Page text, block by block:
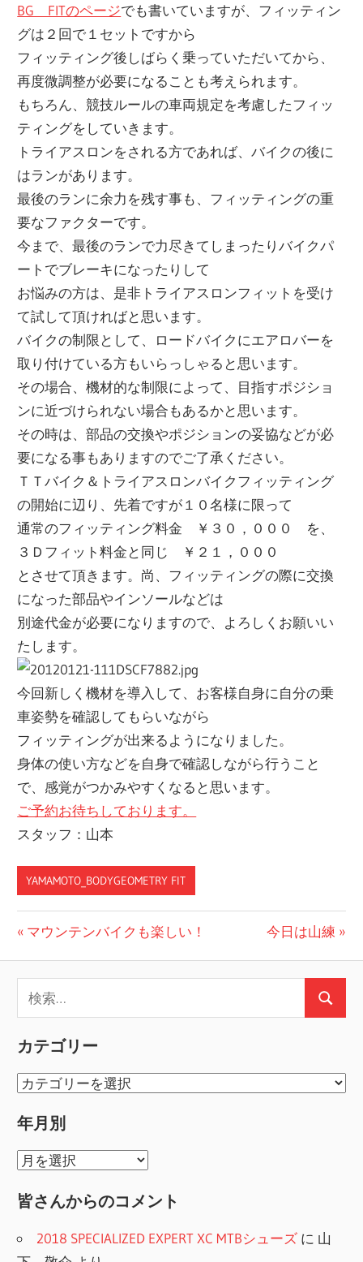
BG FITのページでも書いていますが、フィッティン
グは２回で１セットですから
フィッティング後しばらく乗っていただいてから、
再度微調整が必要になることも考えられます。
もちろん、競技ルールの車両規定を考慮したフィッ
ティングをしていきます。
トライアスロンをされる方であれば、バイクの後に
はランがあります。
最後のランに余力を残す事も、フィッティングの重
要なファクターです。
今まで、最後のランで力尽きてしまったりバイクパ
ートでブレーキになったりして
お悩みの方は、是非トライアスロンフィットを受け
て試して頂ければと思います。
バイクの制限として、ロードバイクにエアロバーを
取り付けている方もいらっしゃると思います。
その場合、機材的な制限によって、目指すポジショ
ンに近づけられない場合もあるかと思います。
その時は、部品の交換やポジションの妥協などが必
要になる事もありますのでご了承ください。
ＴＴバイク＆トライアスロンバイクフィッティング
の開始に辺り、先着ですが１０名様に限って
通常のフィッティング料金 ￥３０，０００ を、
３Ｄフィット料金と同じ ￥２１，０００
とさせて頂きます。尚、フィッティングの際に交換
になった部品やインソールなどは
別途代金が必要になりますので、よろしくお願いい
たします。
今回新しく機材を導入して、お客様自身に自分の乗
車姿勢を確認してもらいながら
フィッティングが出来るようになりました。
身体の使い方などを自身で確認しながら行うこと
で、感覚がつかみやすくなると思います。
ご予約お待ちしております。
スタッフ：山本
YAMAMOTO_BODYGEOMETRY FIT
投
稿
ナ
ゲ
ー
シ
ョ
ン
前
投
稿:
マウンテンバイクも楽しい！
次
投
今日は山練
索:
検
カテゴリー
カ
ゴ
リ
年月別
年
別
皆さんからのコメント
2018 SPECIALIZED EXPERT XC MTBシューズ に 山